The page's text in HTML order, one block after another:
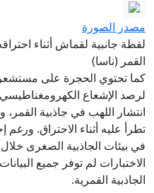
مصدر الصورة
لقطة جانبية لقماش أثناء
القمر (ناسا)
كما تحتوي الحجرة على
لرصد الإشعاع
انتشار اللهب في جاذبية القمر،
تطرأ عليه أثناء الاحتراق. ورغم
في بيئات الجاذبية الصغرى
الاختبارات لم توفر جميع
الجاذبية القمرية.